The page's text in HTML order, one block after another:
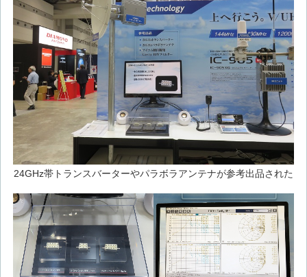
24GHz帯トランスバーターやパラボラアンテナが参考出品された